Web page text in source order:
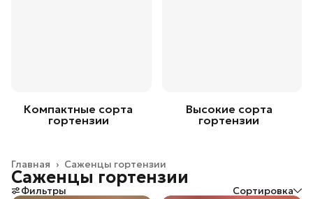
Компактные сорта
гортензии
Высокие сорта
гортензии
Саженцы гортензии
Главная ›
Саженцы гортензии
Фильтры Сортировка